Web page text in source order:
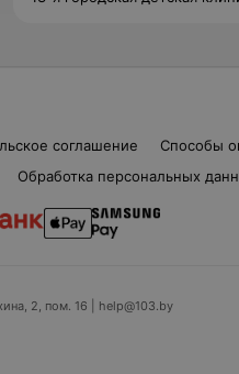
соглашение Способы
Обработка персональных
2, пом. 16 | help@103.by